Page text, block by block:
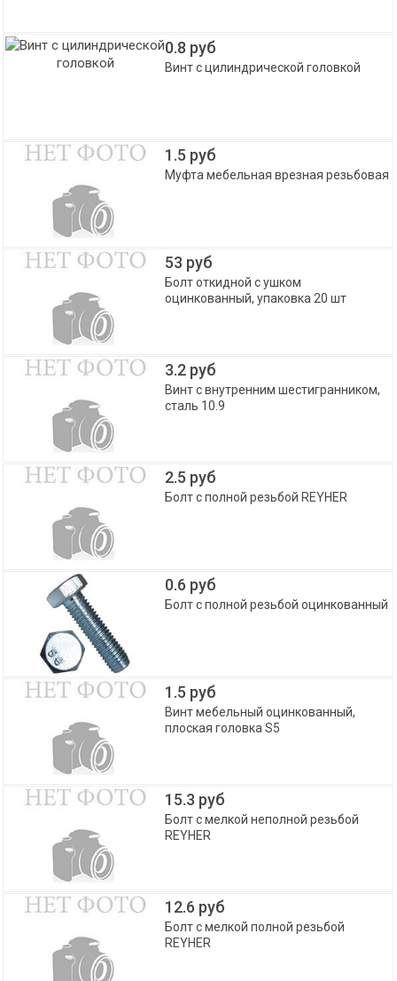
0.8 руб
Винт с цилиндрической головкой
1.5 руб
Муфта мебельная врезная резьбовая
53 руб
Болт откидной с ушком
оцинкованный, упаковка 20 шт
3.2 руб
Винт с внутренним шестигранником,
сталь 10.9
2.5 руб
Болт с полной резьбой REYHER
0.6 руб
Болт с полной резьбой оцинкованный
1.5 руб
Винт мебельный оцинкованный,
плоская головка S5
15.3 руб
Болт с мелкой неполной резьбой
REYHER
12.6 руб
Болт с мелкой полной резьбой
REYHER